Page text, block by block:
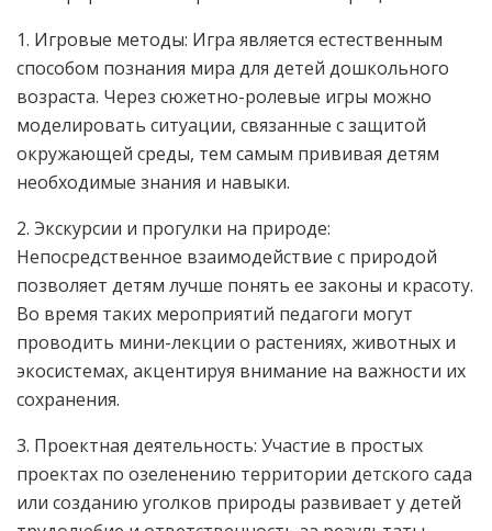
1. Игровые методы: Игра является естественным
способом познания мира для детей дошкольного
возраста. Через сюжетно-ролевые игры можно
моделировать ситуации, связанные с защитой
окружающей среды, тем самым прививая детям
необходимые знания и навыки.
2. Экскурсии и прогулки на природе:
Непосредственное взаимодействие с природой
позволяет детям лучше понять ее законы и красоту.
Во время таких мероприятий педагоги могут
проводить мини-лекции о растениях, животных и
экосистемах, акцентируя внимание на важности их
сохранения.
3. Проектная деятельность: Участие в простых
проектах по озеленению территории детского сада
или созданию уголков природы развивает у детей